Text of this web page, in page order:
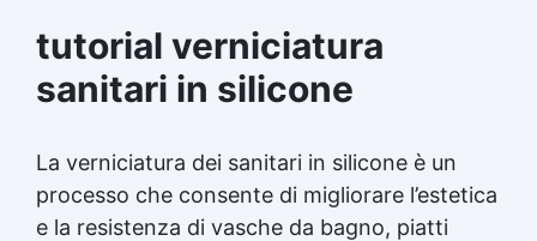
tutorial verniciatura
sanitari in silicone
La verniciatura dei sanitari in silicone è un
processo che consente di migliorare l’estetica
e la resistenza di vasche da bagno, piatti